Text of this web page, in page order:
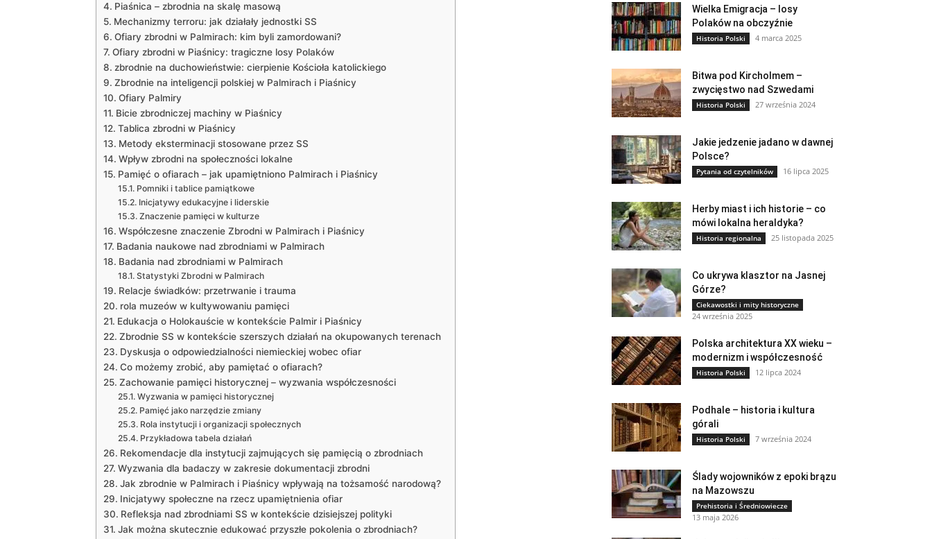
Piaśnica – zbrodnia na skalę masową
Mechanizmy terroru: jak działały jednostki SS
Ofiary zbrodni w Palmirach: kim byli zamordowani?
Ofiary zbrodni w Piaśnicy: tragiczne losy Polaków
zbrodnie na duchowieństwie: cierpienie Kościoła katolickiego
Zbrodnie na inteligencji polskiej w Palmirach i Piaśnicy
Ofiary Palmiry
Bicie zbrodniczej machiny w Piaśnicy
Tablica zbrodni w Piaśnicy
Metody eksterminacji stosowane przez SS
Wpływ zbrodni na społeczności lokalne
Pamięć o ofiarach – jak upamiętniono Palmirach i Piaśnicy
Pomniki i tablice pamiątkowe
Inicjatywy edukacyjne i liderskie
Znaczenie pamięci w kulturze
Współczesne znaczenie Zbrodni w Palmirach i Piaśnicy
Badania naukowe nad zbrodniami w Palmirach
Badania nad zbrodniami w Palmirach
Statystyki Zbrodni w Palmirach
Relacje świadków: przetrwanie i trauma
rola muzeów w kultywowaniu pamięci
Edukacja o Holokauście w kontekście Palmir i Piaśnicy
Zbrodnie SS w kontekście szerszych działań na okupowanych terenach
Dyskusja o odpowiedzialności niemieckiej wobec ofiar
Co możemy zrobić, aby pamiętać o ofiarach?
Zachowanie pamięci historycznej – wyzwania współczesności
Wyzwania w pamięci historycznej
Pamięć jako narzędzie zmiany
Rola instytucji i organizacji społecznych
Przykładowa tabela działań
Rekomendacje dla instytucji zajmujących się pamięcią o zbrodniach
Wyzwania dla badaczy w zakresie dokumentacji zbrodni
Jak zbrodnie w Palmirach i Piaśnicy wpływają na tożsamość narodową?
Inicjatywy społeczne na rzecz upamiętnienia ofiar
Refleksja nad zbrodniami SS w kontekście dzisiejszej polityki
Jak można skutecznie edukować przyszłe pokolenia o zbrodniach?
Wielka Emigracja – losy
Polaków na obczyźnie
Historia Polski 4 marca 2025
Bitwa pod Kircholmem –
zwycięstwo nad Szwedami
Historia Polski 27 września 2024
Jakie jedzenie jadano w dawnej
Polsce?
Pytania od czytelników 16 lipca 2025
Herby miast i ich historie – co
mówi lokalna heraldyka?
Historia regionalna 25 listopada 2025
Co ukrywa klasztor na Jasnej
Górze?
Ciekawostki i mity historyczne
24 września 2025
Polska architektura XX wieku –
modernizm i współczesność
Historia Polski 12 lipca 2024
Podhale – historia i kultura
górali
Historia Polski 7 września 2024
Ślady wojowników z epoki brązu
na Mazowszu
Prehistoria i Średniowiecze
13 maja 2026